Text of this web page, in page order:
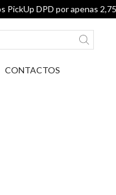
DPD por apenas 2,75€.
CONTACTOS